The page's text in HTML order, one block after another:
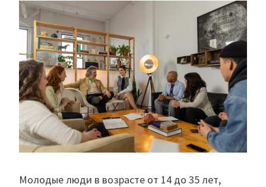
Молодые люди в возрасте от 14 до 35 лет,